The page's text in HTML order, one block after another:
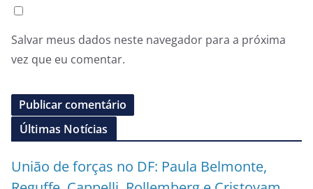
Salvar meus dados neste navegador para a próxima
vez que eu comentar.
Últimas Notícias
União de forças no DF: Paula Belmonte,